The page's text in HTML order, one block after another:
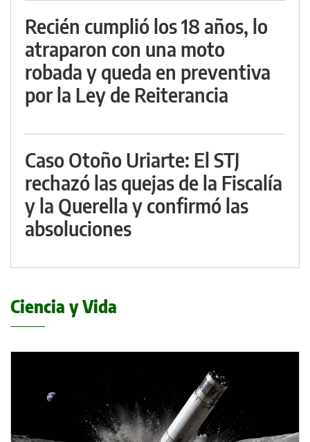
Recién cumplió los 18 años, lo
atraparon con una moto
robada y queda en preventiva
por la Ley de Reiterancia
Caso Otoño Uriarte: El STJ
rechazó las quejas de la Fiscalía
y la Querella y confirmó las
absoluciones
Ciencia y Vida